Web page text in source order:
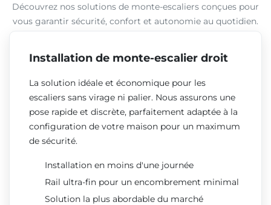
Découvrez nos solutions de monte-escaliers conçues pour
vous garantir sécurité, confort et autonomie au quotidien.
Installation de monte-escalier droit
La solution idéale et économique pour les
escaliers sans virage ni palier. Nous assurons une
pose rapide et discrète, parfaitement adaptée à la
configuration de votre maison pour un maximum
de sécurité.
Installation en moins d'une journée
Rail ultra-fin pour un encombrement minimal
Solution la plus abordable du marché